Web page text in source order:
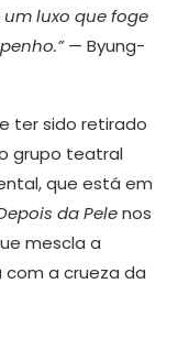
luxo que foge
— Byung-
ter sido retirado
grupo teatral
que está em
da Pelenos
mescla a
a crueza da